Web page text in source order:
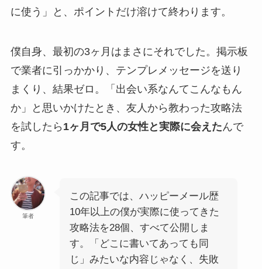
に使う」と、ポイントだけ溶けて終わります。
僕自身、最初の3ヶ月はまさにそれでした。掲示板
で業者に引っかかり、テンプレメッセージを送り
まくり、結果ゼロ。「出会い系なんてこんなもん
か」と思いかけたとき、友人から教わった攻略法
を試したら 1ヶ月で5人の女性と実際に会えたんで
す。
筆者
この記事では、ハッピーメール歴
10年以上の僕が実際に使ってきた
攻略法を28個、すべて公開しま
す。「どこに書いてあっても同
じ」みたいな内容じゃなく、失敗